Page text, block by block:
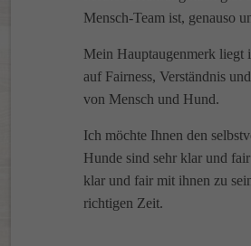
Mensch-Team ist, genauso
Mein Hauptaugenmerk liegt
auf Fairness, Verständnis
von Mensch und Hund.
Ich möchte Ihnen den
Hunde sind sehr klar und
klar und fair mit ihnen zu
richtigen Zeit.